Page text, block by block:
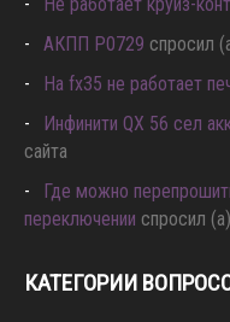
Не работает круиз-
АКПП P0729 спросил
Hа fx35 не работает
Инфинити QX 56 сел
сайта
Где можно
переключении спросил
КАТЕГОРИИ